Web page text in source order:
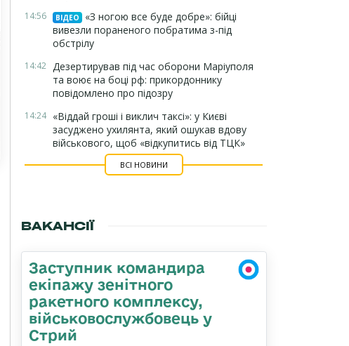
14:56 ВІДЕО
«З ногою все буде добре»: бійці
вивезли пораненого побратима з-під
обстрілу
14:42 Дезертирував під час оборони Маріуполя
та воює на боці рф: прикордоннику
повідомлено про підозру
14:24 «Віддай гроші і виклич таксі»: у Києві
засуджено ухилянта, який ошукав вдову
військового, щоб «відкупитись від ТЦК»
ВСІ НОВИНИ
ВАКАНСІЇ
Заступник командира
екіпажу зенітного
ракетного комплексу,
військовослужбовець у
Стрий